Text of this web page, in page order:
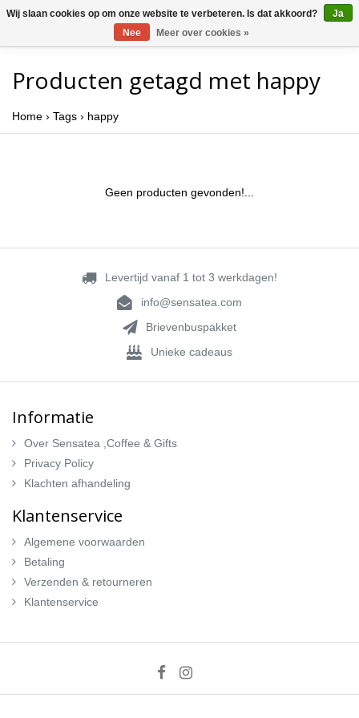
Producten getagd met happy
Home › Tags › happy
Geen producten gevonden!...
Levertijd vanaf 1 tot 3 werkdagen!
info@sensatea.com
Brievenbuspakket
Unieke cadeaus
Informatie
Over Sensatea ,Coffee & Gifts
Privacy Policy
Klachten afhandeling
Klantenservice
Algemene voorwaarden
Betaling
Verzenden & retourneren
Klantenservice
Wij slaan cookies op om onze website te verbeteren. Is dat akkoord?
Ja
Nee
Meer over cookies »